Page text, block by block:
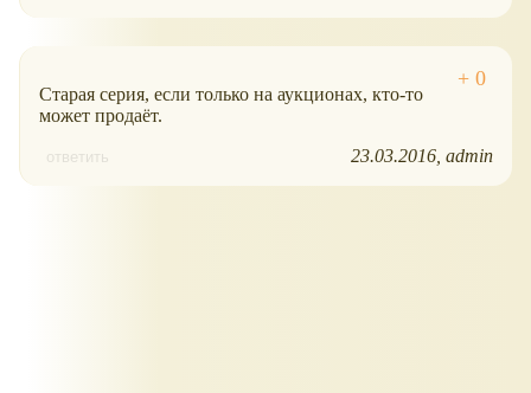
Старая серия, если только на аукционах, кто-то
может продаёт.
ответить 23.03.2016 admin